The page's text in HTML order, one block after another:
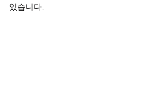
있습니다.